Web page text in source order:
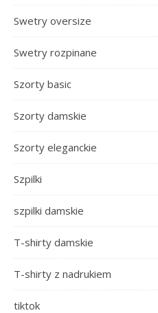
Swetry oversize
Swetry rozpinane
Szorty basic
Szorty damskie
Szorty eleganckie
Szpilki
szpilki damskie
T-shirty damskie
T-shirty z nadrukiem
tiktok